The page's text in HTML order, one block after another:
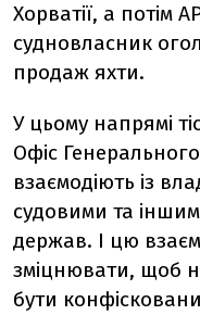
Хорватії, а потім
судновласник
продаж яхти.
У цьому напрямі
Офіс
взаємодіють із
судовими та
держав. І цю
зміцнювати, щоб
бути